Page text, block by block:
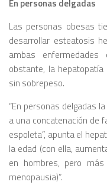
En personas delgadas
Las personas obesas
desarrollar esteatosis
ambas enfermedades
obstante, la
sin sobrepeso.
“En personas delgadas
a una concatenación de
espoleta”, apunta el
la edad (con ella,
en hombres, pero
menopausia)”.